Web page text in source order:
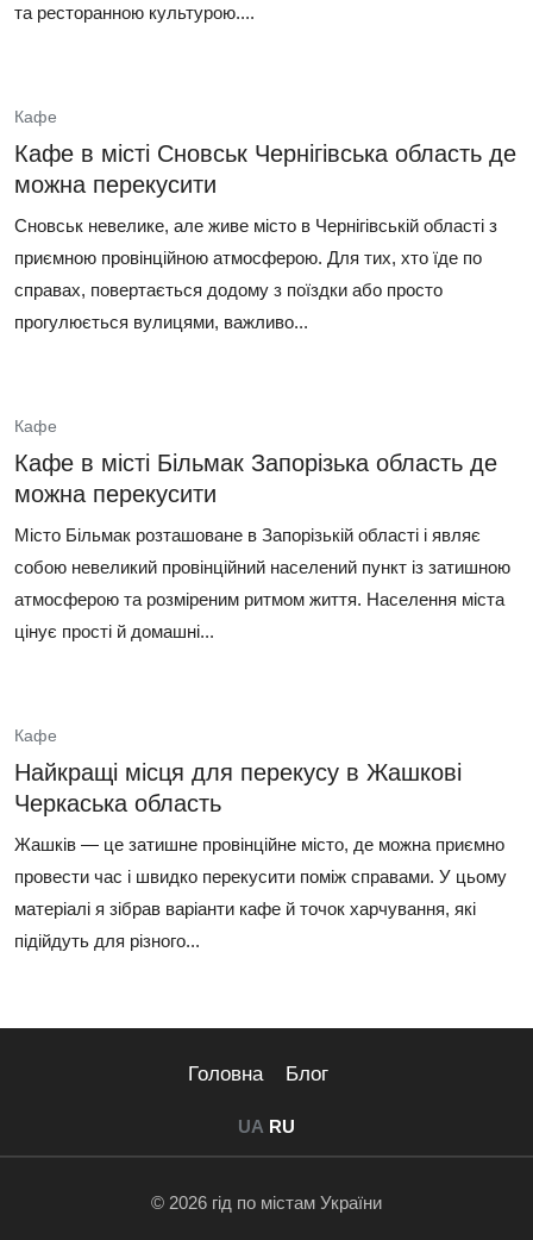
та ресторанною культурою....
Кафе
Кафе в місті Сновськ Чернігівська область де
можна перекусити
Сновськ невелике, але живе місто в Чернігівській області з
приємною провінційною атмосферою. Для тих, хто їде по
справах, повертається додому з поїздки або просто
прогулюється вулицями, важливо...
Кафе
Кафе в місті Більмак Запорізька область де
можна перекусити
Місто Більмак розташоване в Запорізькій області і являє
собою невеликий провінційний населений пункт із затишною
атмосферою та розміреним ритмом життя. Населення міста
цінує прості й домашні...
Кафе
Найкращі місця для перекусу в Жашкові
Черкаська область
Жашків — це затишне провінційне місто, де можна приємно
провести час і швидко перекусити поміж справами. У цьому
матеріалі я зібрав варіанти кафе й точок харчування, які
підійдуть для різного...
Головна Блог
UA RU
© 2026 гід по містам України